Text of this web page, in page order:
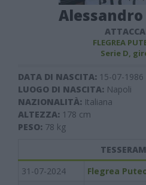
FLEGREA
Serie D,
DATA DI NASCITA: 15-07-1986
LUOGO DI NASCITA: Napoli
NAZIONALITÀ: Italiana
ALTEZZA: 178 cm
PESO: 78 kg
31-07-2024
Flegrea